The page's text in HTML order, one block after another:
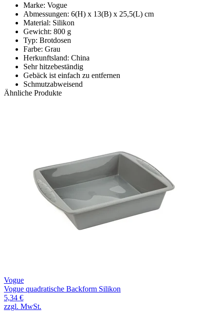
Marke: Vogue
Abmessungen: 6(H) x 13(B) x 25,5(L) cm
Material: Silikon
Gewicht: 800 g
Typ: Brotdosen
Farbe: Grau
Herkunftsland: China
Sehr hitzebeständig
Gebäck ist einfach zu entfernen
Schmutzabweisend
Ähnliche Produkte
Vogue
Vogue quadratische Backform Silikon
5,34 €
zzgl. MwSt.